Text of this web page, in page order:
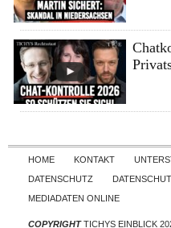
HOME KONTAKT
DATENSCHUTZ
MEDIADATEN ONLINE
COPYRIGHTTICHYS EINBLICK